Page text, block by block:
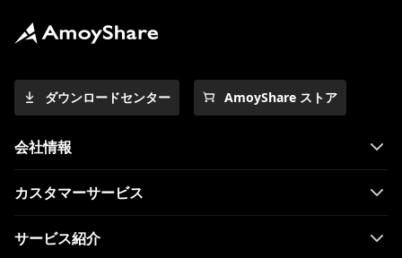
ダウンロードセンター AmoyShare ストア
会社情報
カスタマーサービス
サービス紹介